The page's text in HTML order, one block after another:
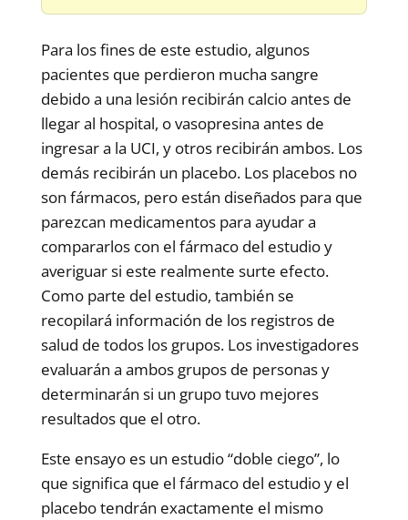
Para los fines de este estudio, algunos
pacientes que perdieron mucha sangre
debido a una lesión recibirán calcio antes de
llegar al hospital, o vasopresina antes de
ingresar a la UCI, y otros recibirán ambos. Los
demás recibirán un placebo. Los placebos no
son fármacos, pero están diseñados para que
parezcan medicamentos para ayudar a
compararlos con el fármaco del estudio y
averiguar si este realmente surte efecto.
Como parte del estudio, también se
recopilará información de los registros de
salud de todos los grupos. Los investigadores
evaluarán a ambos grupos de personas y
determinarán si un grupo tuvo mejores
resultados que el otro.
Este ensayo es un estudio “doble ciego”, lo
que significa que el fármaco del estudio y el
placebo tendrán exactamente el mismo